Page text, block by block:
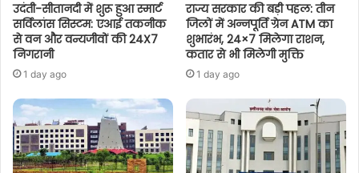
उदंती-सीतानदी में शुरू हुआ स्मार्ट
सर्विलांस सिस्टम: एआई तकनीक
से वन और वन्यजीवों की 24X7
निगरानी
1 day ago
राज्य सरकार की बड़ी पहल: तीन
जिलों में अन्नपूर्ति ग्रेन ATM का
शुभारंभ, 24×7 मिलेगा राशन,
कतार से भी मिलेगी मुक्ति
1 day ago